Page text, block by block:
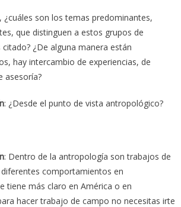
¿cuáles son los temas predominantes,
que distinguen a estos grupos de
¿De alguna manera están
hay intercambio de experiencias, de
asesoría?
: ¿Desde el punto de vista antropológico?
: Dentro de la antropología son trabajos de
comportamientos en
tiene más claro en América o en
hacer trabajo de campo no necesitas irte